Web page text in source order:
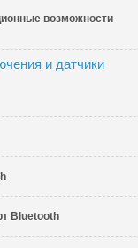
возможности
и датчики
Bluetooth